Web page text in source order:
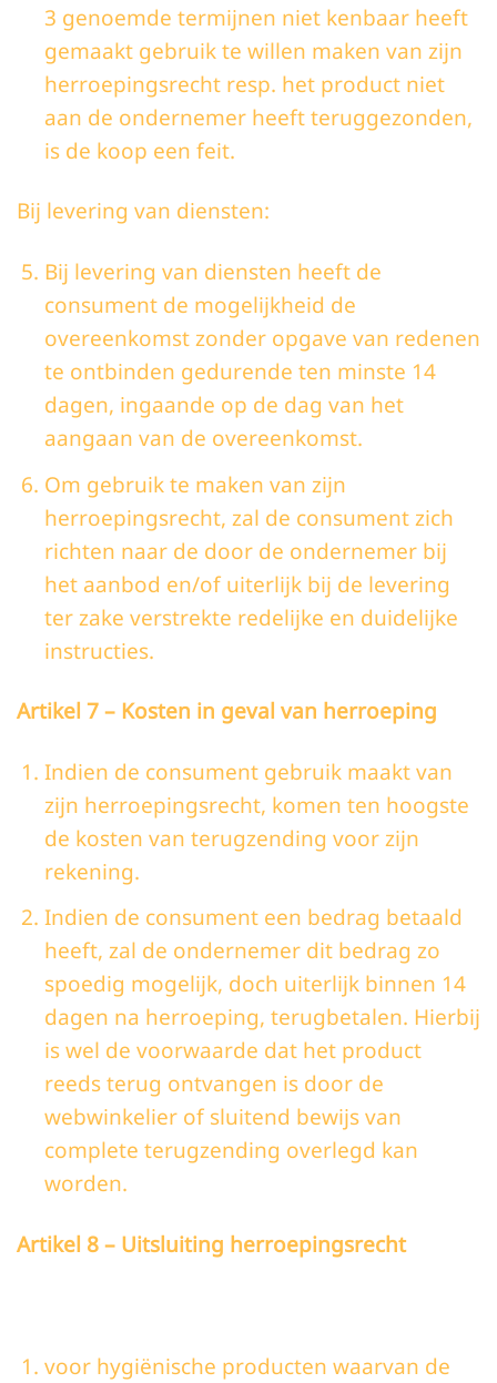
3 genoemde termijnen niet kenbaar heeft
gemaakt gebruik te willen maken van zijn
herroepingsrecht resp. het product niet
aan de ondernemer heeft teruggezonden,
is de koop een feit.
Bij levering van diensten:
Bij levering van diensten heeft de
consument de mogelijkheid de
overeenkomst zonder opgave van redenen
te ontbinden gedurende ten minste 14
dagen, ingaande op de dag van het
aangaan van de overeenkomst.
Om gebruik te maken van zijn
herroepingsrecht, zal de consument zich
richten naar de door de ondernemer bij
het aanbod en/of uiterlijk bij de levering
ter zake verstrekte redelijke en duidelijke
instructies.
Artikel 7 – Kosten in geval van herroeping
Indien de consument gebruik maakt van
zijn herroepingsrecht, komen ten hoogste
de kosten van terugzending voor zijn
rekening.
Indien de consument een bedrag betaald
heeft, zal de ondernemer dit bedrag zo
spoedig mogelijk, doch uiterlijk binnen 14
dagen na herroeping, terugbetalen. Hierbij
is wel de voorwaarde dat het product
reeds terug ontvangen is door de
webwinkelier of sluitend bewijs van
complete terugzending overlegd kan
worden.
Artikel 8 – Uitsluiting herroepingsrecht
voor hygiënische producten waarvan de